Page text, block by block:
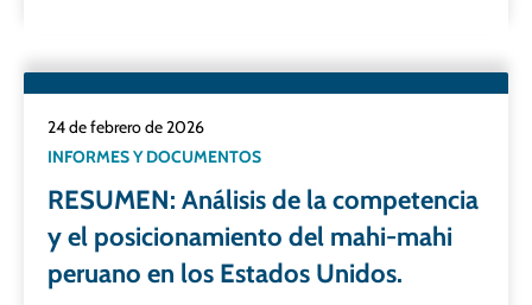
24 de febrero de 2026
INFORMES Y DOCUMENTOS
RESUMEN: Análisis de la competencia
y el posicionamiento del mahi-mahi
peruano en los Estados Unidos.